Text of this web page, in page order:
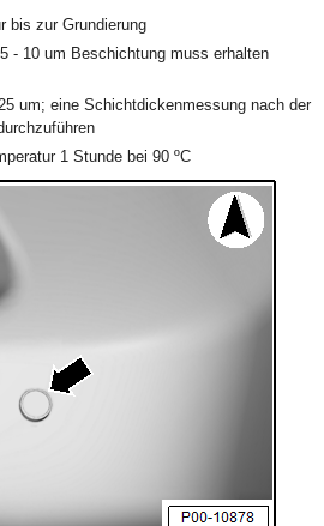
bis zur Grundierung
- 10 um Beschichtung muss erhalten
um; eine Schichtdickenmessung nach der
1 Stunde bei 90 ºC